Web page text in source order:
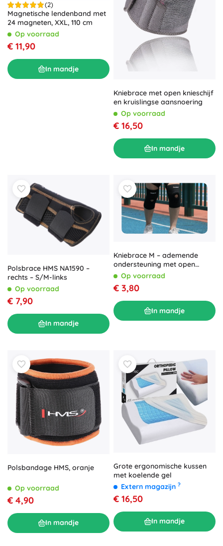
(2)
Magnetische lendenband met
24 magneten, XXL, 110 cm
Op voorraad
€ 11,90
In mandje
Kniebrace met open knieschijf
en kruislingse aansnoering
Op voorraad
€ 16,50
In mandje
Polsbrace HMS NA1590 –
rechts – S/M-links
Op voorraad
€ 7,90
In mandje
Kniebrace M – ademende
ondersteuning met open
knieschijf
Op voorraad
€ 3,80
In mandje
Polsbandage HMS, oranje
Op voorraad
€ 4,90
In mandje
Grote ergonomische kussen
met koelende gel
Extern magazijn ?
€ 16,50
In mandje